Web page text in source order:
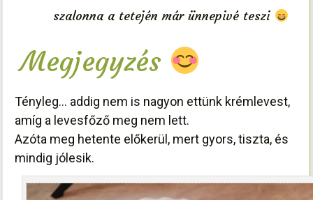
szalonna a tetején már ünnepivé teszi
Megjegyzés
Tényleg… addig nem is nagyon ettünk krémlevest,
amíg a levesfőző meg nem lett.
Azóta meg hetente előkerül, mert gyors, tiszta, és
mindig jólesik.